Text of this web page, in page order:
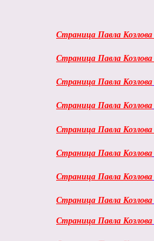
Страница Павла Козлова
Страница Павла Козлова
Страница Павла Козлова
Страница Павла Козлова
Страница Павла Козлова
Страница Павла Козлова
Страница Павла Козлова
Страница Павла Козлова
Страница Павла Козлова